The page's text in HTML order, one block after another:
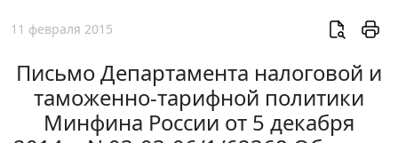
11 февраля 2015
Письмо Департамента налоговой и
таможенно-тарифной политики
Минфина России от 5 декабря